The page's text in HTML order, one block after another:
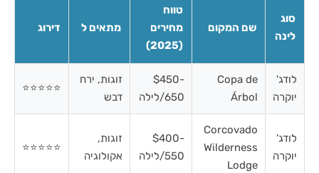
סוג
לינה
שם המקום
טווח
מחירים
(2025)
מתאים ל דירוג
לודג'
יוקרה
Copa de
Árbol
$450-
650/לילה
זוגות, ירח
דבש
⭐⭐⭐⭐⭐
לודג'
יוקרה
Corcovado
Wilderness
Lodge
$400-
550/לילה
זוגות,
אקולוגיה
⭐⭐⭐⭐⭐